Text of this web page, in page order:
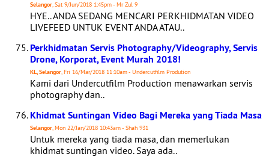
Selangor, Sat 9/Jun/2018 1:45pm - Mr Zul 9
HYE.. ANDA SEDANG MENCARI PERKHIDMATAN VIDEO
LIVEFEED UNTUK EVENT ANDA ATAU..
Perkhidmatan Servis Photography/Videography, Servis
Drone, Korporat, Event Murah 2018!
KL, Selangor, Fri 16/Mar/2018 11:10am - Undercutfilm Prodution
Kami dari Undercutfilm Production menawarkan servis
photography dan..
Khidmat Suntingan Video Bagi Mereka yang Tiada Masa
Selangor, Mon 22/Jan/2018 10:43am - Shah 931
Untuk mereka yang tiada masa, dan memerlukan
khidmat suntingan video. Saya ada..